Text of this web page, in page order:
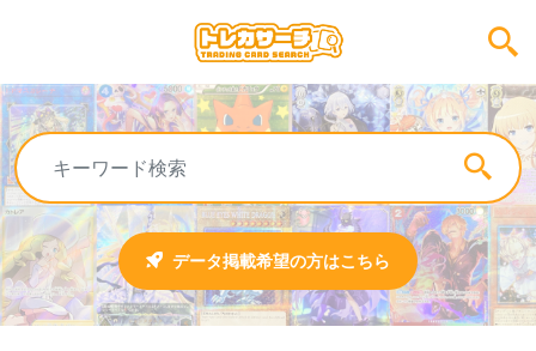
データ掲載希望の方はこちら